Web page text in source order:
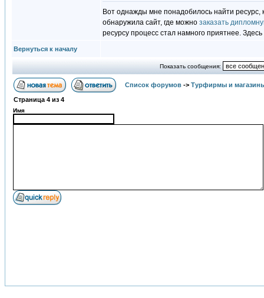
Вот однажды мне понадобилось найти ресурс,
обнаружила сайт, где можно заказать
ресурсу процесс стал намного приятнее.
Вернуться к началу
Показать сообщения:
Список форумов -> Турфирмы и
Страница 4 из 4
Имя